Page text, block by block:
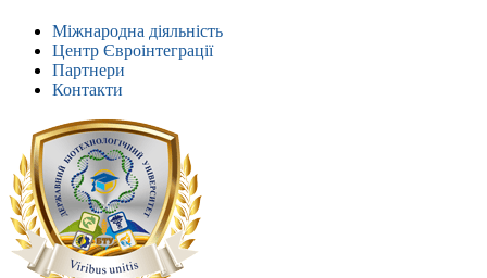
Міжнародна діяльність
Центр Євроінтеграції
Партнери
Контакти